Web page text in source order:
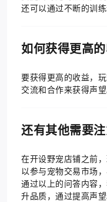
还可以通过不断的训
如何获得更高
要获得更高的收益，
交流和合作来获得声
还有其他需要
在开设野宠店铺之前
以参与宠物交易市场
通过以上的问答内容
升品质，通过提高声